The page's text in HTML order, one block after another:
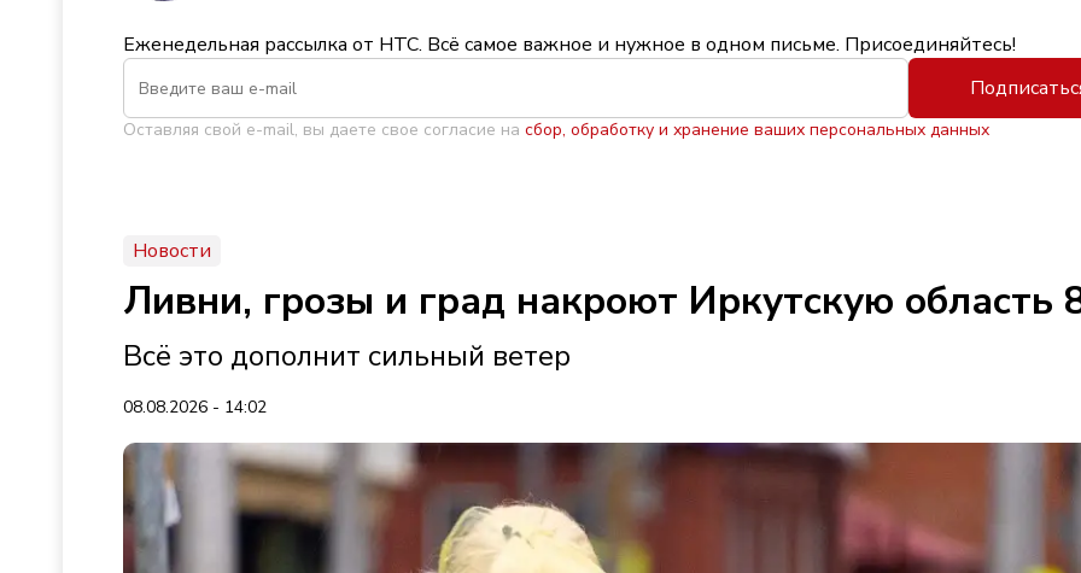
Еженедельная рассылка от НТС. Всё самое важное и нужное в одном письме. Присоединяйтесь!
Оставляя свой e-mail, вы даете свое согласие на сбор, обработку и хранение ваших персональных данных
Новости
Ливни, грозы и град накроют Иркутскую область
Всё это дополнит сильный ветер
08.08.2026 - 14:02